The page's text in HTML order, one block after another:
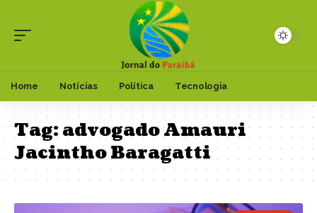
Home Notícias Política Tecnologia
Tag:advogado Amauri
Jacintho Baragatti